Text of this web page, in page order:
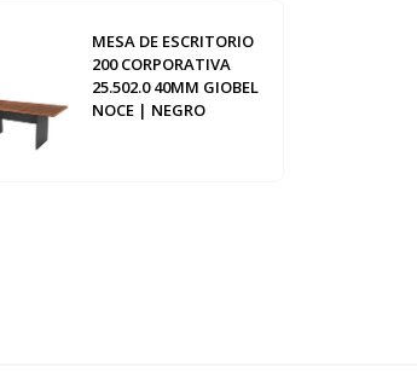
MESA DE ESCRITORIO
200 CORPORATIVA
25.502.0 40MM GIOBEL
NOCE | NEGRO